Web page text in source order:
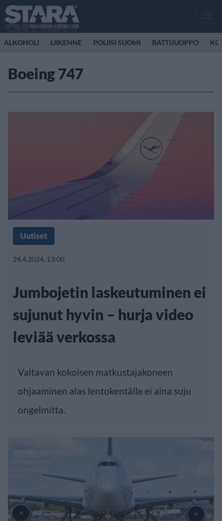
ALKOHOLI LIIKENNE POLIISI SUOMI RATTIJUOPPO
Boeing 747
Uutiset
24.4.2024, 13:00
Jumbojetin laskeutuminen ei
sujunut hyvin – hurja video
leviää verkossa
Valtavan kokoisen matkustajakoneen
ohjaaminen alas lentokentälle ei aina suju
ongelmitta.